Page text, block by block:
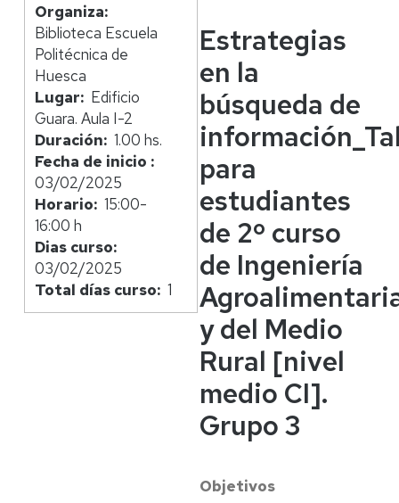
Organiza
Biblioteca Escuela
Politécnica de
Huesca
Lugar
Edificio
Guara. Aula I-2
Duración 1.00 hs.
Fecha de inicio
03/02/2025
Horario 15:00-
16:00 h
Dias curso
03/02/2025
Total días curso 1
Estrategias
en la
búsqueda de
para
estudiantes
de 2º curso
de Ingeniería
y del Medio
Rural [nivel
medio CI].
Grupo 3
Objetivos